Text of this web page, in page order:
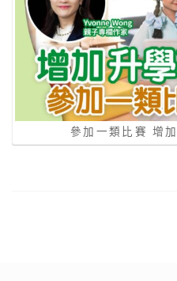
參加一類比賽 增